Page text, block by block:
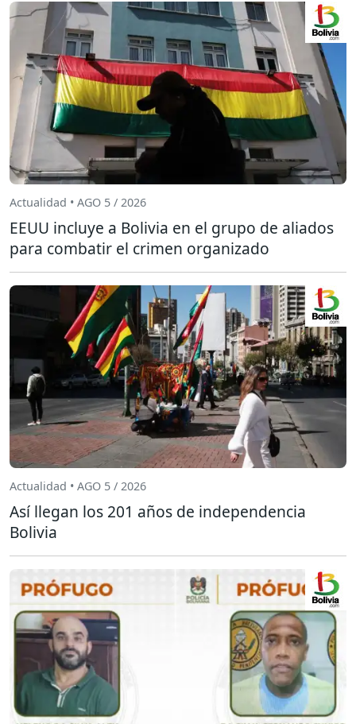
Actualidad • AGO 5 / 2026
EEUU incluye a Bolivia en el grupo de aliados
para combatir el crimen organizado
Actualidad • AGO 5 / 2026
Así llegan los 201 años de independencia
Bolivia